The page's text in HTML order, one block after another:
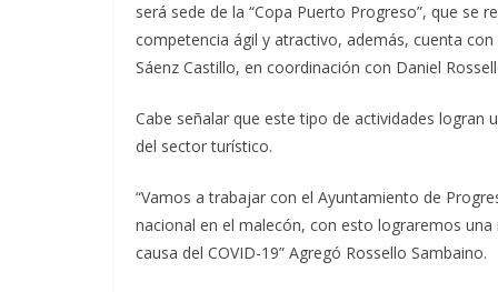
será sede de la “Copa Puerto Progreso”, que se
competencia ágil y atractivo, además, cuenta
Sáenz Castillo, en coordinación con Daniel
Cabe señalar que este tipo de actividades
del sector turístico.
“Vamos a trabajar con el Ayuntamiento de
nacional en el malecón, con esto lograremos
causa del COVID-19” Agregó Rossello Sambaino.